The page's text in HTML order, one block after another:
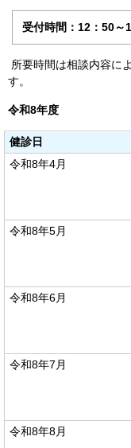
受付時間：12：50～
所要時間は相談内容に
す。
令和8年度
健診日
令和8年4月
令和8年5月
令和8年6月
令和8年7月
令和8年8月